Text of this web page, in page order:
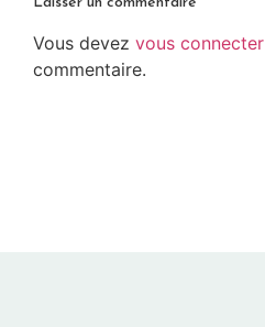
Vous devez vous connecter
commentaire.